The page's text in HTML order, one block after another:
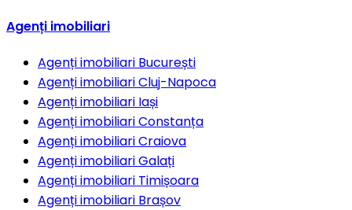
Agenți imobiliari
Agenți imobiliari București
Agenți imobiliariCluj-Napoca
Agenți imobiliari Iași
Agenți imobiliariConstanța
Agenți imobiliariCraiova
Agenți imobiliariGalați
Agenți imobiliari Timișoara
Agenți imobiliari Brașov